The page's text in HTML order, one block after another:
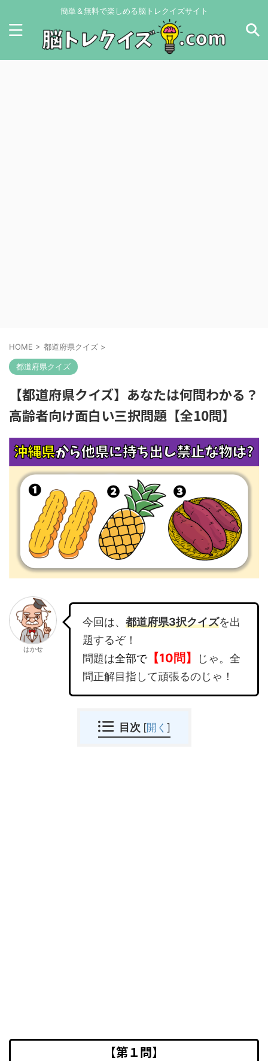
簡単＆無料で楽しめる脳トレクイズサイト
HOME > 都道府県クイズ >
都道府県クイズ
【都道府県クイズ】あなたは何問わかる？
高齢者向け面白い三択問題【全10問】
はかせ
今回は、 都道府県3択クイズを出
題するぞ！
問題は全部で【10問】
じゃ。全
問正解目指して頑張るのじゃ！
目次 [開く ]
【第１問】